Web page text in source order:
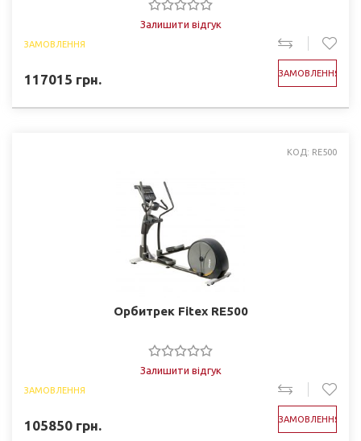
Залишити відгук
ЗАМОВЛЕННЯ
117015 грн. ЗАМОВЛЕННЯ
КОД: RE500
Орбитрек Fitex RE500
Залишити відгук
ЗАМОВЛЕННЯ
105850 грн. ЗАМОВЛЕННЯ